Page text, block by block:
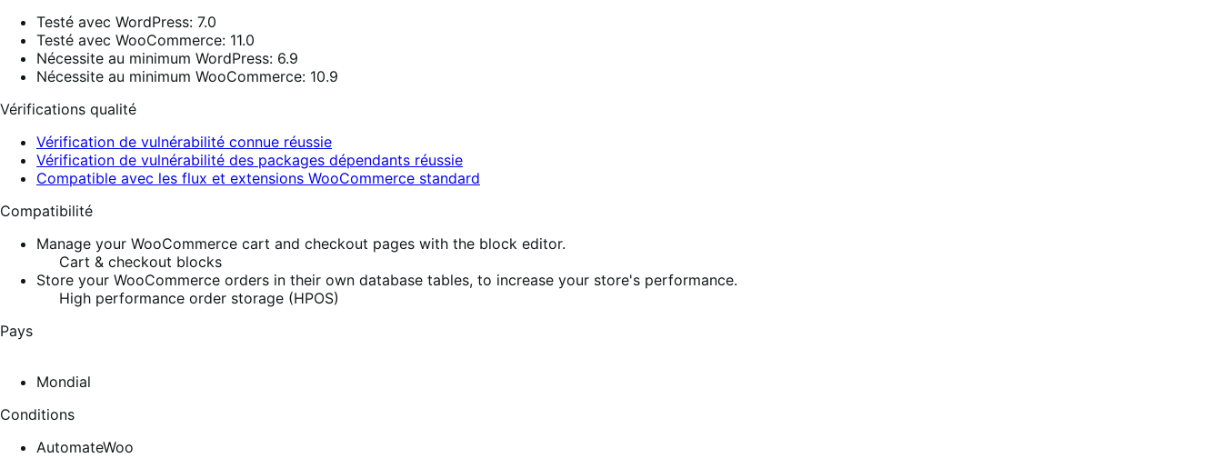
Testé avec WordPress: 7.0
Testé avec WooCommerce: 11.0
Nécessite au minimum WordPress: 6.9
Nécessite au minimum WooCommerce: 10.9
Vérifications qualité
Vérification de vulnérabilité connue réussie
Vérification de vulnérabilité des packages dépendants réussie
Compatible avec les flux et extensions WooCommerce standard
Compatibilité
Manage your WooCommerce cart and checkout pages with the block editor.
Cart & checkout blocks
Store your WooCommerce orders in their own database tables, to increase your store's performance.
High performance order storage (HPOS)
Pays
Mondial
Conditions
AutomateWoo